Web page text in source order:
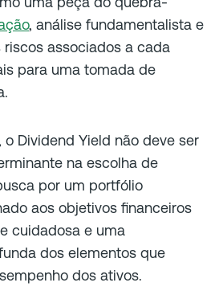
, análise fundamentalista e
associados a cada
para uma tomada de
o Dividend Yield não deve ser
na escolha de
por um portfólio
aos objetivos financeiros
cuidadosa e uma
dos elementos que
dos ativos.